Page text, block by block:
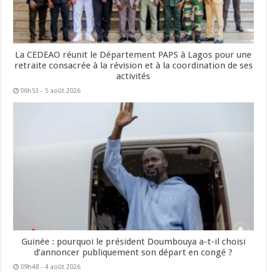
La CEDEAO réunit le Département PAPS à Lagos pour une
retraite consacrée à la révision et à la coordination de ses
activités
06h53 - 5 août 2026
Guinée : pourquoi le président Doumbouya a-t-il choisi
d’annoncer publiquement son départ en congé ?
09h48 - 4 août 2026